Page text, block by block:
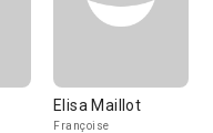
Elisa Maillot
Françoise